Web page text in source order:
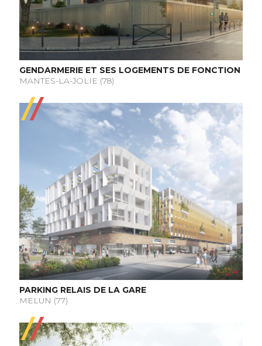
GENDARMERIE ET SES LOGEMENTS DE FONCTION
MANTES-LA-JOLIE (78)
PARKING RELAIS DE LA GARE
MELUN (77)